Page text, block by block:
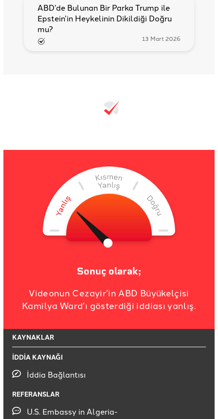
ABD’de Bulunan Bir Parka Trump ile
Epstein’in Heykelinin Dikildiği Doğru
mu?
13 Mart 2026
Sonuç olarak;
Videonun Cezayir’in ABD Büyükelçisi
Kamilya Ward’ı gösterdiği iddiası yanlış.
KAYNAKLAR
İDDİA KAYNAĞI
İddia Bağlantısı
REFERANSLAR
U.S. Embassy in Algeria-